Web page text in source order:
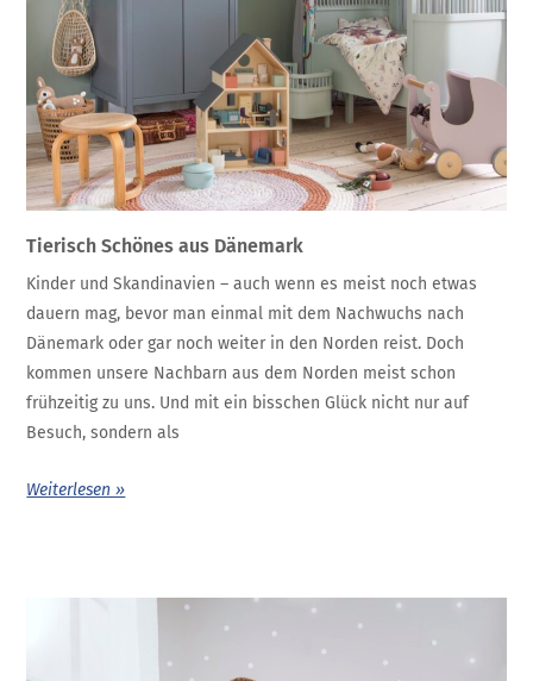
Tierisch Schönes aus Dänemark
Kinder und Skandinavien – auch wenn es meist noch etwas
dauern mag, bevor man einmal mit dem Nachwuchs nach
Dänemark oder gar noch weiter in den Norden reist. Doch
kommen unsere Nachbarn aus dem Norden meist schon
frühzeitig zu uns. Und mit ein bisschen Glück nicht nur auf
Besuch, sondern als
Weiterlesen »